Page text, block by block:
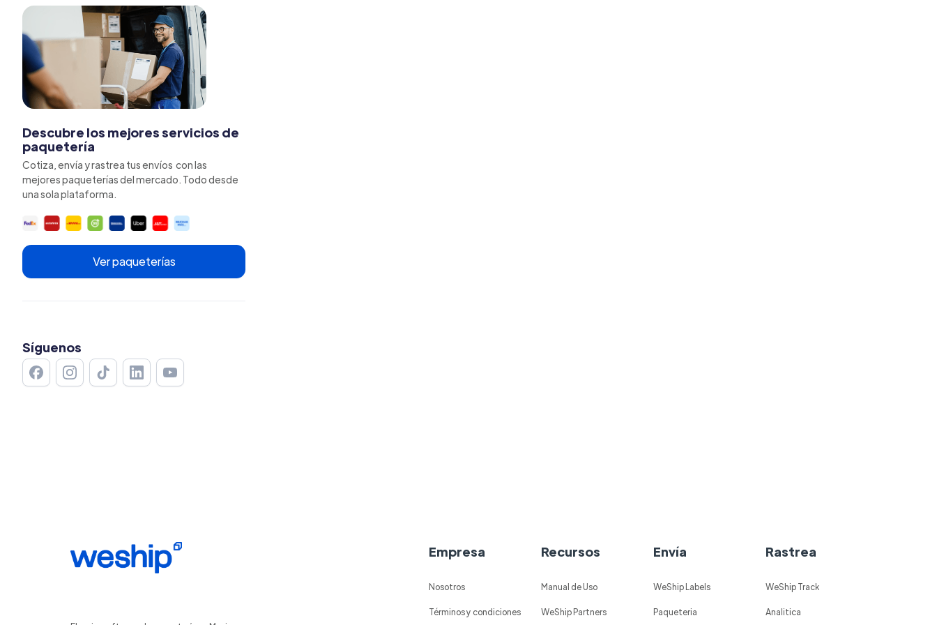
Descubre los mejores servicios de
paquetería
Cotiza, envía y rastrea tus envíos con las
mejores paqueterías del mercado. Todo desde
una sola plataforma.
Ver paqueterías
Síguenos
Empresa
Nosotros
Términos y condiciones
Recursos
Manual de Uso
WeShip Partners
Envía
WeShip Labels
Paqueteria
Rastrea
WeShip Track
Analitica